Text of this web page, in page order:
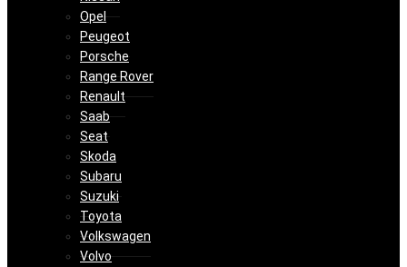
Opel
Peugeot
Porsche
Range Rover
Renault
Saab
Seat
Skoda
Subaru
Suzuki
Toyota
Volkswagen
Volvo